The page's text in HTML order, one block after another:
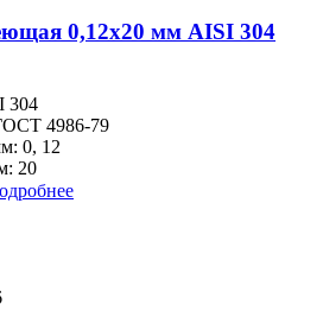
0,12х20 мм AISI 304
304
4986-79
0, 12
20